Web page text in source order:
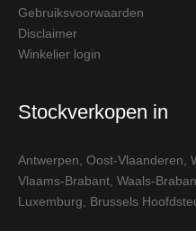
Gebruiksvoorwaarden
Disclaimer
Winkelier login
Stockverkopen in
Antwerpen Oost-Vlaanderen
Vlaams-Brabant Waals-
Luxemburg
Brussels